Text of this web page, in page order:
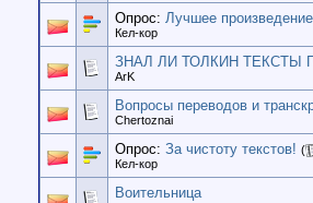
Опрос: Лучшее
Кел-кор
ЗНАЛ ЛИ ТОЛКИН ТЕКСТЫ
ArK
Вопросы переводов и
Chertoznai
Опрос: За чистоту текстов! (
Кел-кор
Воительница